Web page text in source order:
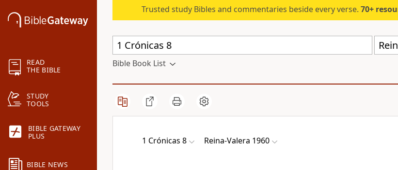
READ
THE BIBLE
STUDY
TOOLS
BIBLE GATEWAY
PLUS
BIBLE NEWS
Trusted study Bibles and commentaries beside every verse. 70+
Bible Book List
1 Crónicas 8 Reina-Valera 1960